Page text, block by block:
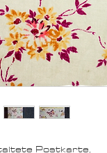
Postkarte,